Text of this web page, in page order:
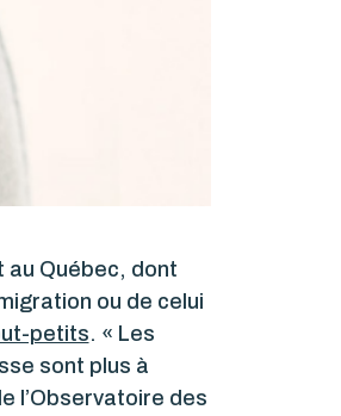
au Québec, dont
ou de celui
petits. « Les
sont plus à
l’Observatoire des